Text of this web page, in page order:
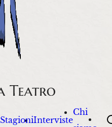
StagioniInterviste
Chi